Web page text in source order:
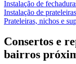
Instalação de
Instalação de
Prateleiras, nichos e
Consertos e
bairros